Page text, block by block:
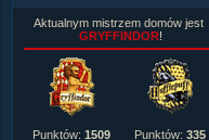
Aktualnym mistrzem domów jest
GRYFFINDOR!
Punktów: 1509
Punktów: 335